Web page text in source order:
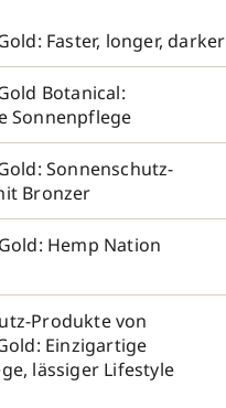
Faster, longer, darker
Botanical:
Sonnenpflege
Sonnenschutz-
Bronzer
Hemp Nation
Produkte von
Einzigartige
lässiger Lifestyle